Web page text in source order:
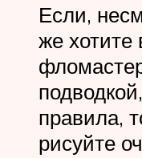
Если,
же хотите
правила,
рисуйте